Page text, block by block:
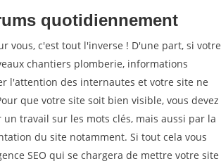
quotidiennement
vous, c'est tout l'inverse ! D'une part, si votre
chantiers plomberie, informations
l'attention des internautes et votre site ne
que votre site soit bien visible, vous devez
travail sur les mots clés, mais aussi par la
du site notamment. Si tout cela vous
SEO qui se chargera de mettre votre site